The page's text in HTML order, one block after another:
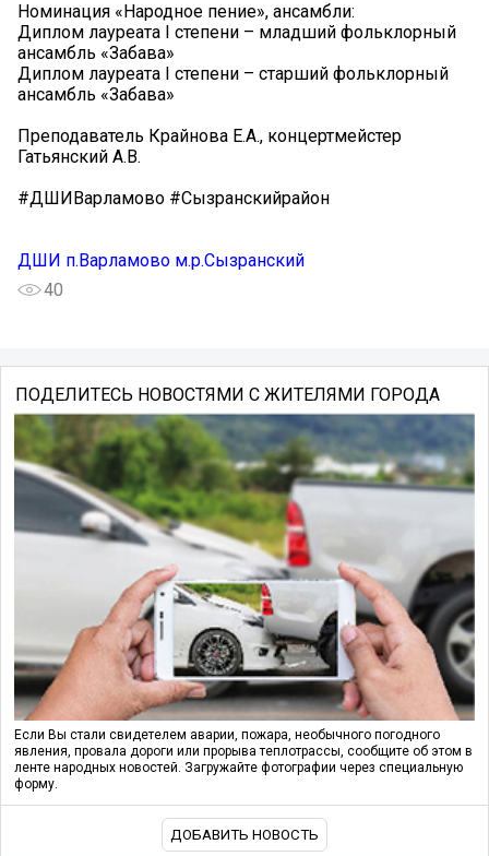
Номинация «Народное пение», ансамбли:
Диплом лауреата I степени – младший фольклорный
ансамбль «Забава»
Диплом лауреата I степени – старший фольклорный
ансамбль «Забава»
Преподаватель Крайнова Е.А., концертмейстер
Гатьянский А.В.
#ДШИВарламово #Сызранскийрайон
ДШИ п.Варламово м.р.Сызранский
40
ПОДЕЛИТЕСЬ НОВОСТЯМИ С ЖИТЕЛЯМИ ГОРОДА
Если Вы стали свидетелем аварии, пожара, необычного погодного
явления, провала дороги или прорыва теплотрассы, сообщите об этом в
ленте народных новостей. Загружайте фотографии через специальную
форму.
ДОБАВИТЬ НОВОСТЬ